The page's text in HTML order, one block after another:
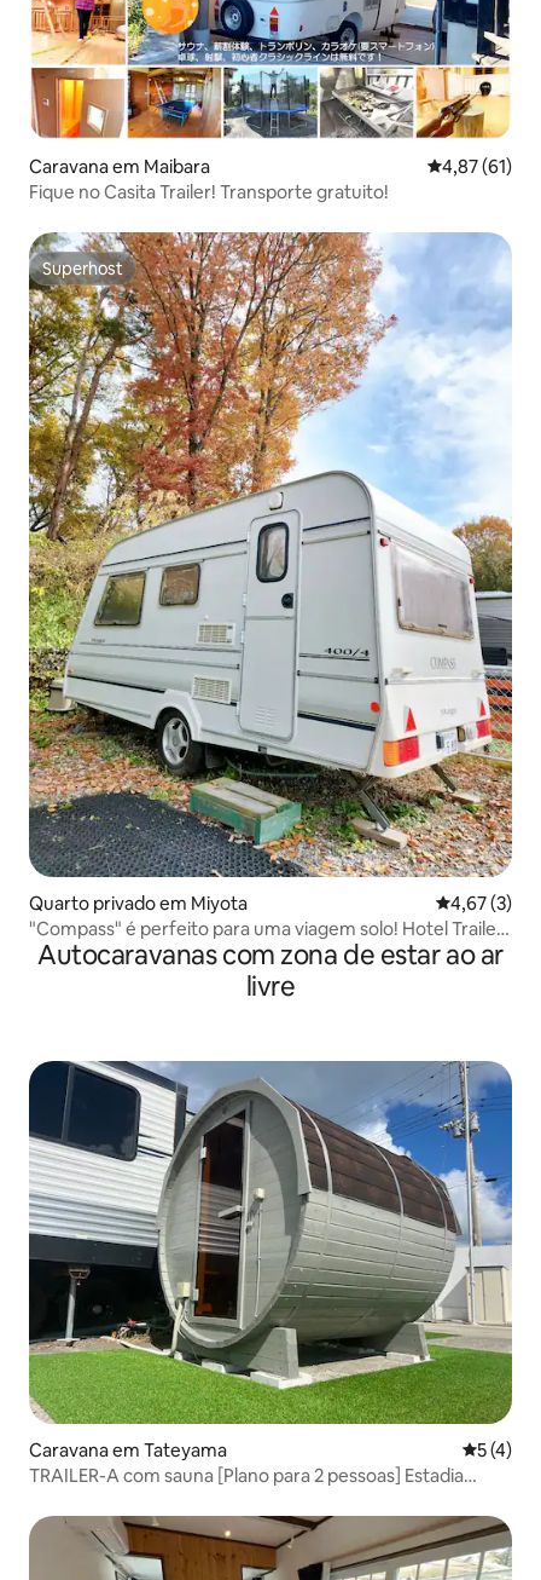
Caravana em Maibara Classificação
4,87 (61)
Fique no Casita Trailer! Transporte gratuito!
Superhost
Superhost
Quarto privado em Miyota
4,67 (3)
"Compass" é perfeito para uma viagem solo! Hotel Trailer
House onde você pode ficar com seu animal de estimação
Autocaravanas com zona de estar ao ar
livre
Caravana em Tateyama
5 (4)
TRAILER-A com sauna [Plano para 2 pessoas] Estadia